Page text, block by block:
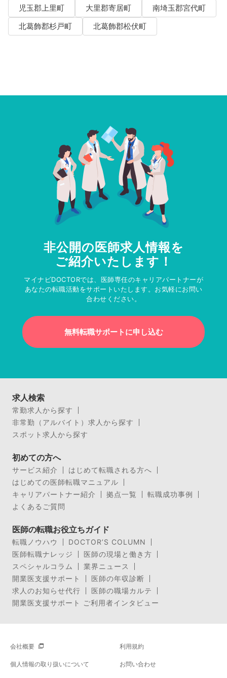
児玉郡上里町
大里郡寄居町
南埼玉郡宮代町
北葛飾郡杉戸町
北葛飾郡松伏町
非公開の医師求人情報を
ご紹介いたします！
マイナビDOCTORでは、医師専任のキャリアパートナーが
あなたの転職活動をサポートいたします。お気軽にお問い
合わせください。
無料転職サポートに申し込む
求人検索
常勤求人から探す
非常勤（アルバイト）求人から探す
スポット求人から探す
初めての方へ
サービス紹介
はじめて転職される方へ
はじめての医師転職マニュアル
キャリアパートナー紹介
拠点一覧
転職成功事例
よくあるご質問
医師の転職お役立ちガイド
転職ノウハウ
DOCTOR’S COLUMN
医師転職ナレッジ
医師の現場と働き方
スペシャルコラム
業界ニュース
開業医支援サポート
医師の年収診断
求人のお知らせ代行
医師の職場カルテ
開業医支援サポート ご利用者インタビュー
会社概要 利用規約
個人情報の取り扱いについて お問い合わせ